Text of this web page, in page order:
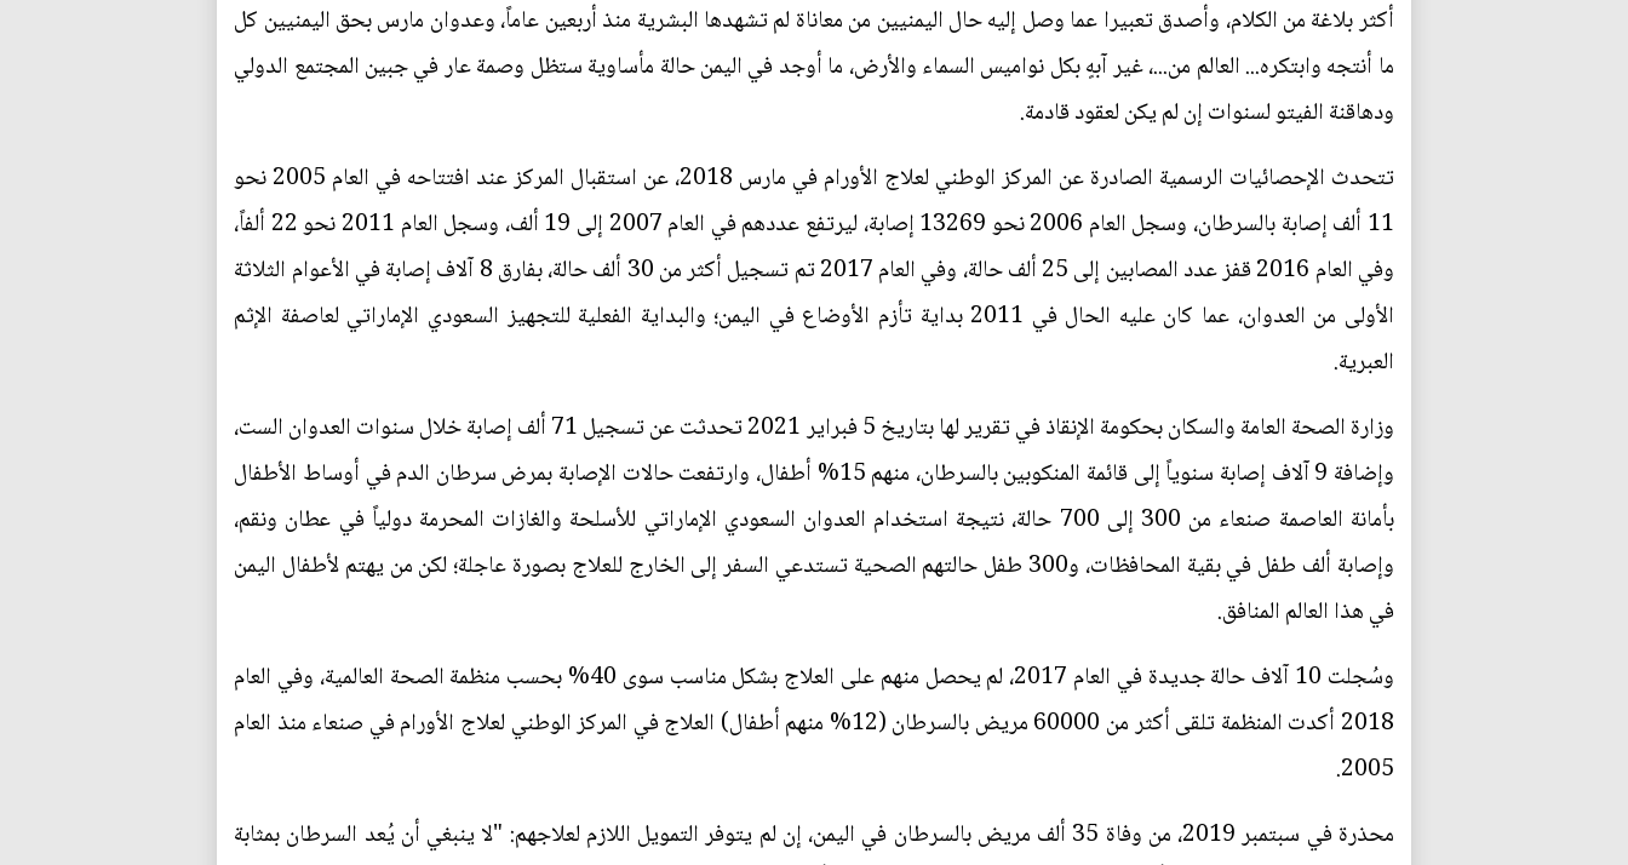
أكثر بلاغة من الكلام، وأصدق تعبيرا عما وصل إليه حال اليمنيين من معاناة لم تشهدها البشرية منذ أربعين عاماً، وعدوان مارس بحق اليمنيين كل
ما أنتجه وابتكره... العالم من...، غير آبهٍ بكل نواميس السماء والأرض، ما أوجد في اليمن حالة مأساوية ستظل وصمة عار في جبين المجتمع الدولي
ودهاقنة الفيتو لسنوات إن لم يكن لعقود قادمة.
تتحدث الإحصائيات الرسمية الصادرة عن المركز الوطني لعلاج الأورام في مارس 2018، عن استقبال المركز عند افتتاحه في العام 2005 نحو
11 ألف إصابة بالسرطان، وسجل العام 2006 نحو 13269 إصابة، ليرتفع عددهم في العام 2007 إلى 19 ألف، وسجل العام 2011 نحو 22 ألفاً،
وفي العام 2016 قفز عدد المصابين إلى 25 ألف حالة، وفي العام 2017 تم تسجيل أكثر من 30 ألف حالة، بفارق 8 آلاف إصابة في الأعوام الثلاثة
الأولى من العدوان، عما كان عليه الحال في 2011 بداية تأزم الأوضاع في اليمن؛ والبداية الفعلية للتجهيز السعودي الإماراتي لعاصفة الإثم
العبرية.
وزارة الصحة العامة والسكان بحكومة الإنقاذ في تقرير لها بتاريخ 5 فبراير 2021 تحدثت عن تسجيل 71 ألف إصابة خلال سنوات العدوان الست،
وإضافة 9 آلاف إصابة سنوياً إلى قائمة المنكوبين بالسرطان، منهم 15% أطفال، وارتفعت حالات الإصابة بمرض سرطان الدم في أوساط الأطفال
بأمانة العاصمة صنعاء من 300 إلى 700 حالة، نتيجة استخدام العدوان السعودي الإماراتي للأسلحة والغازات المحرمة دولياً في عطان ونقم،
وإصابة ألف طفل في بقية المحافظات، و300 طفل حالتهم الصحية تستدعي السفر إلى الخارج للعلاج بصورة عاجلة؛ لكن من يهتم لأطفال اليمن
في هذا العالم المنافق.
وسُجلت 10 آلاف حالة جديدة في العام 2017، لم يحصل منهم على العلاج بشكل مناسب سوى 40% بحسب منظمة الصحة العالمية، وفي العام
2018 أكدت المنظمة تلقى أكثر من 60000 مريض بالسرطان (12% منهم أطفال) العلاج في المركز الوطني لعلاج الأورام في صنعاء منذ العام
2005.
محذرة في سبتمبر 2019، من وفاة 35 ألف مريض بالسرطان في اليمن، إن لم يتوفر التمويل اللازم لعلاجهم: "‏لا ينبغي أن يُعد ‎السرطان بمثابة